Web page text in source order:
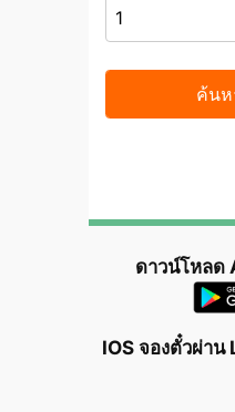
ดาวน์โหลด
IOS จองตั๋วผ่าน